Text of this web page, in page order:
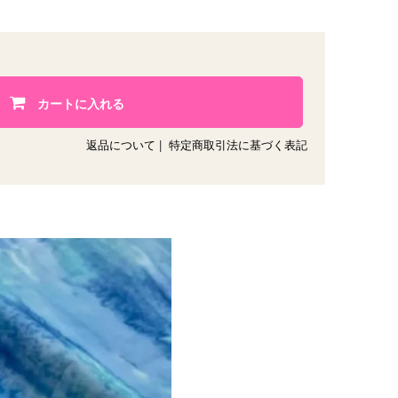
カートに入れる
返品について 特定商取引法に基づく表記